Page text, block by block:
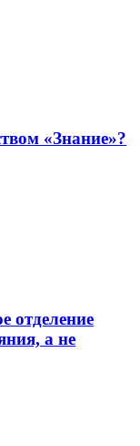
«Знание»?
отделение
а не